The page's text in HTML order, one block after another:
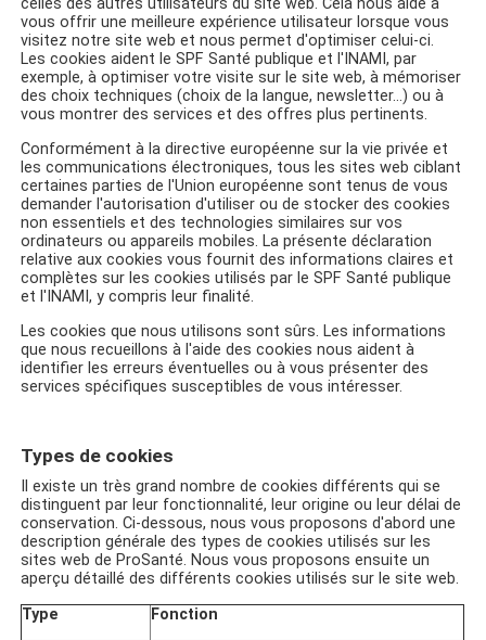
vous offrir une meilleure expérience utilisateur lorsque vous
visitez notre site web et nous permet d'optimiser celui-ci.
Les cookies aident le SPF Santé publique et l'INAMI, par
exemple, à optimiser votre visite sur le site web, à mémoriser
des choix techniques (choix de la langue, newsletter...) ou à
vous montrer des services et des offres plus pertinents.
Conformément à la directive européenne sur la vie privée et
les communications électroniques, tous les sites web ciblant
certaines parties de l'Union européenne sont tenus de vous
demander l'autorisation d'utiliser ou de stocker des cookies
non essentiels et des technologies similaires sur vos
ordinateurs ou appareils mobiles. La présente déclaration
relative aux cookies vous fournit des informations claires et
complètes sur les cookies utilisés par le SPF Santé publique
et l'INAMI, y compris leur finalité.
Les cookies que nous utilisons sont sûrs. Les informations
que nous recueillons à l'aide des cookies nous aident à
identifier les erreurs éventuelles ou à vous présenter des
services spécifiques susceptibles de vous intéresser.
Types de cookies
Il existe un très grand nombre de cookies différents qui se
distinguent par leur fonctionnalité, leur origine ou leur délai de
conservation. Ci-dessous, nous vous proposons d'abord une
description générale des types de cookies utilisés sur les
sites web de ProSanté. Nous vous proposons ensuite un
aperçu détaillé des différents cookies utilisés sur le site web.
Type
Fonction